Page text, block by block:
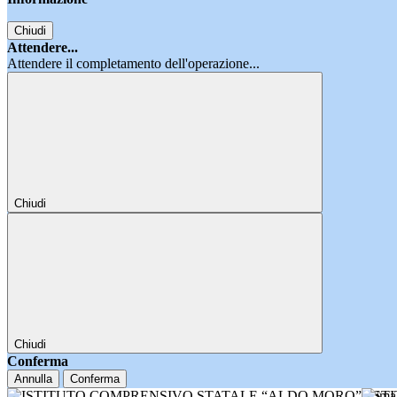
Chiudi
Attendere...
Attendere il completamento dell'operazione...
Chiudi
Chiudi
Conferma
Annulla Conferma